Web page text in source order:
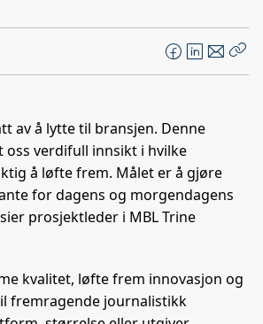
F
e
b
o
o
k
L
k
e
d
I
n
E
t
av å lytte til bransjen. Denne
oss verdifull innsikt i hvilke
å løfte frem. Målet er å gjøre
for dagens og morgendagens
prosjektleder i MBL Trine
kvalitet, løfte frem innovasjon og
fremragende journalistikk